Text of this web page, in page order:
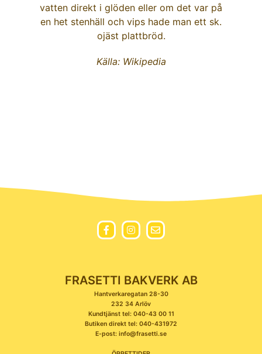
vatten direkt i glöden eller om det var på
en het stenhäll och vips hade man ett sk.
ojäst plattbröd.
Källa: Wikipedia
FRASETTI BAKVERK AB
Hantverkaregatan 28-30
232 34 Arlöv
Kundtjänst tel: 040-43 00 11
Butiken direkt tel: 040-431972
E-post: info@frasetti.se